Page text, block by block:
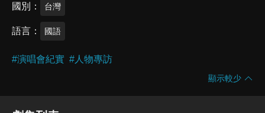
國別 台灣
語言 國語
#演唱會紀實 # 人物專訪
顯示較少